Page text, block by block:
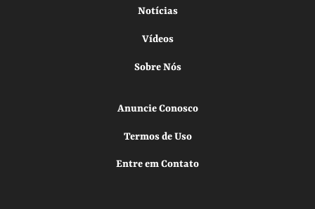
Notícias
Vídeos
Sobre Nós
Anuncie Conosco
Termos de Uso
Entre em Contato